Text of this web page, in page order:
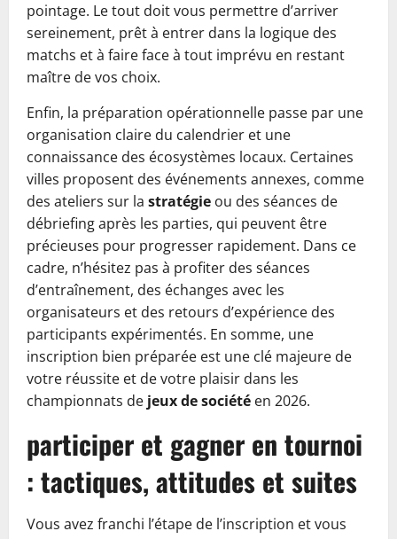
pointage. Le tout doit vous permettre d’arriver
sereinement, prêt à entrer dans la logique des
matchs et à faire face à tout imprévu en restant
maître de vos choix.
Enfin, la préparation opérationnelle passe par une
organisation claire du calendrier et une
connaissance des écosystèmes locaux. Certaines
villes proposent des événements annexes, comme
des ateliers sur la stratégie ou des séances de
débriefing après les parties, qui peuvent être
précieuses pour progresser rapidement. Dans ce
cadre, n’hésitez pas à profiter des séances
d’entraînement, des échanges avec les
organisateurs et des retours d’expérience des
participants expérimentés. En somme, une
inscription bien préparée est une clé majeure de
votre réussite et de votre plaisir dans les
championnats de jeux de société en 2026.
participer et gagner en tournoi
: tactiques, attitudes et suites
Vous avez franchi l’étape de l’inscription et vous